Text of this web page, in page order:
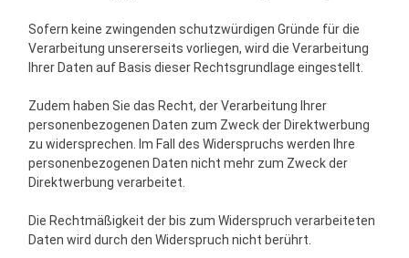
Sofern keine zwingenden schutzwürdigen Gründe für die
Verarbeitung unsererseits vorliegen, wird die Verarbeitung
Ihrer Daten auf Basis dieser Rechtsgrundlage eingestellt.
Zudem haben Sie das Recht, der Verarbeitung Ihrer
personenbezogenen Daten zum Zweck der Direktwerbung
zu widersprechen. Im Fall des Widerspruchs werden Ihre
personenbezogenen Daten nicht mehr zum Zweck der
Direktwerbung verarbeitet.
Die Rechtmäßigkeit der bis zum Widerspruch verarbeiteten
Daten wird durch den Widerspruch nicht berührt.